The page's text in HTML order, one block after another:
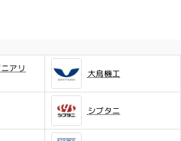
アリ
大鳥機工
シブタニ